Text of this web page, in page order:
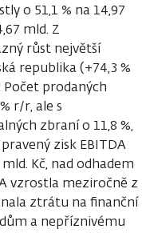
o 51,1 % na 14,97
mld. Z
růst největší
republika (+74,3 %
prodaných
r/r, ale s
zbraní o 11,8 %,
zisk EBITDA
Kč, nad odhadem
vzrostla meziročně z
ztrátu na finanční
a nepříznivému